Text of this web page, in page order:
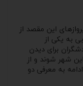
این مقصد از
به یکی از
برای دیدن
شهر شوند و از
به معرفی دو